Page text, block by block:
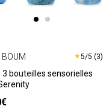
BOUM ★5/5 (3)
3 bouteilles sensorielles